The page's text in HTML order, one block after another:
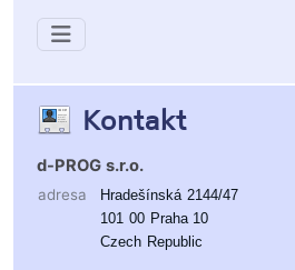
Kontakt
d-PROG s.r.o.
adresa
Hradešínská 2144/47
101 00 Praha 10
Czech Republic